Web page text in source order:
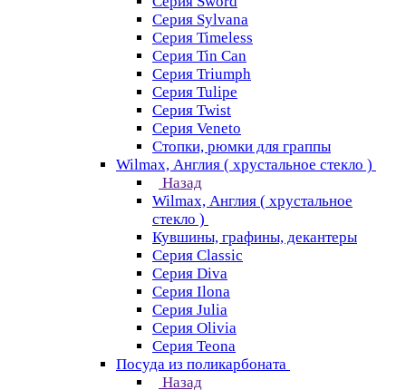
Серия Sуlvana
Серия Timeless
Серия Tin Can
Серия Triumph
Серия Tulipe
Серия Twist
Серия Veneto
Стопки, рюмки для граппы
Wilmax, Англия ( хрустальное стекло )
Назад
Wilmax, Англия ( хрустальное
стекло )
Кувшины, графины, декантеры
Серия Classic
Серия Diva
Серия Ilona
Серия Julia
Серия Olivia
Серия Teona
Посуда из поликарбоната
Назад